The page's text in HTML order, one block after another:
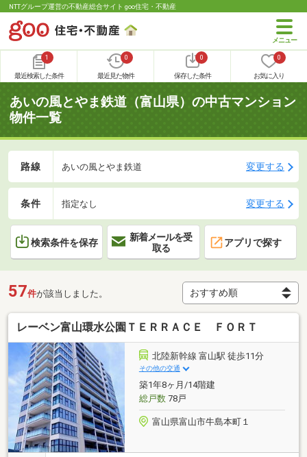
NTTグループ運営の不動産総合サイト goo住宅・不動産
1
最近検索した条件
0
最近見た物件
0
保存した条件
0
お気に入り
あいの風とやま鉄道（富山県）の中古マンション
物件一覧
路線 あいの風とやま鉄道 変更する
条件 指定なし 変更する
検索条件を保存
新着メールを受
取る
アプリで探す
57件が該当しました。
レーベン富山環水公園ＴＥＲＲＡＣＥ ＦＯＲＴ
北陸新幹線 富山駅 徒歩11分
その他の交通
築1年8ヶ月/14階建
総戸数78戸
富山県富山市牛島本町１